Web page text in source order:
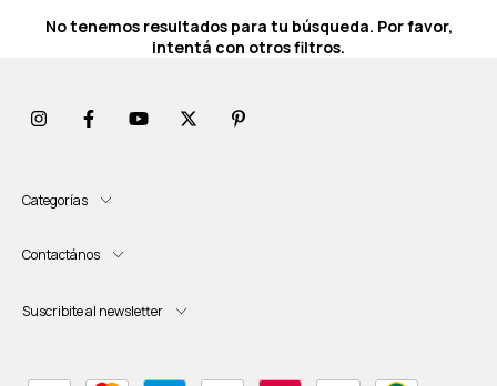
No tenemos resultados para tu búsqueda. Por favor,
intentá con otros filtros.
Categorías
Contactános
Suscribite al newsletter